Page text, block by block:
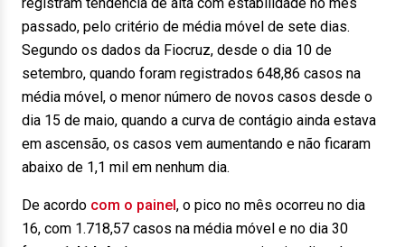
passado, pelo critério de média móvel de sete dias.
Segundo os dados da Fiocruz, desde o dia 10 de
setembro, quando foram registrados 648,86 casos na
média móvel, o menor número de novos casos desde o
dia 15 de maio, quando a curva de contágio ainda estava
em ascensão, os casos vem aumentando e não ficaram
abaixo de 1,1 mil em nenhum dia.
De acordo com o painel, o pico no mês ocorreu no dia
16, com 1.718,57 casos na média móvel e no dia 30